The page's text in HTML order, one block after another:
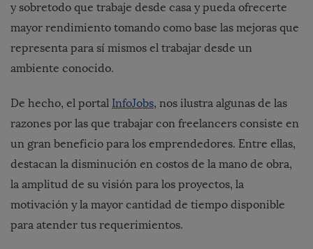
y sobretodo que trabaje desde casa y pueda ofrecerte
mayor rendimiento tomando como base las mejoras que
representa para sí mismos el trabajar desde un
ambiente conocido.
De hecho, el portal InfoJobs, nos ilustra algunas de las
razones por las que trabajar con freelancers consiste en
un gran beneficio para los emprendedores. Entre ellas,
destacan la disminución en costos de la mano de obra,
la amplitud de su visión para los proyectos, la
motivación y la mayor cantidad de tiempo disponible
para atender tus requerimientos.